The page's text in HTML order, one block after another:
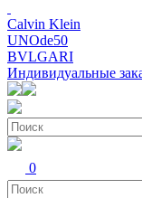
Calvin Klein
UNOde50
BVLGARI
Индивидуальные
0